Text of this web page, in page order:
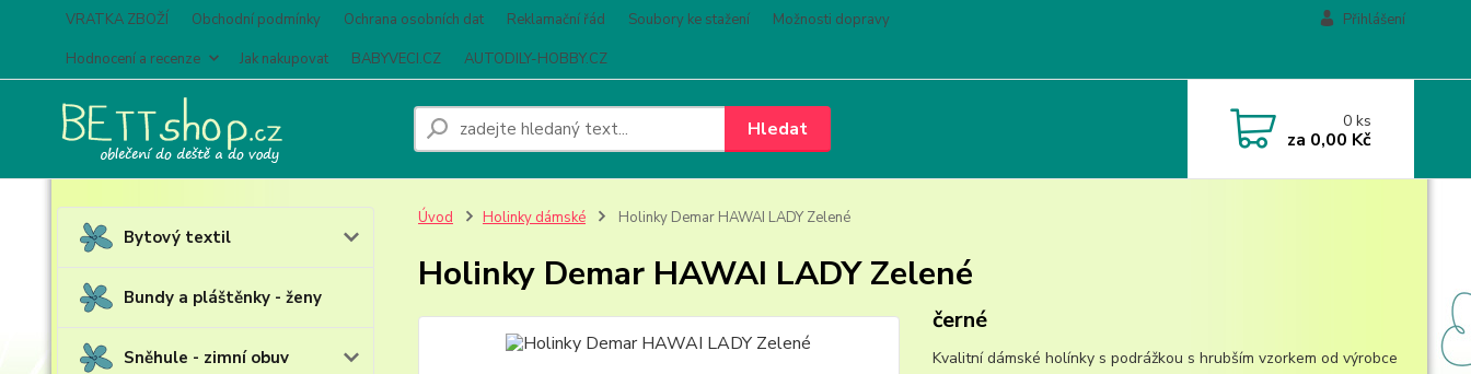
VRATKA ZBOŽÍ Obchodní podmínky Ochrana osobních dat Reklamační řád Soubory ke stažení
Možnosti dopravy
Hodnocení a recenze
Jak nakupovat BABYVECI.CZ AUTODILY-HOBBY.CZ
Přihlášení
Hledat 0ks
za 0,00 Kč
Bytový textil
Bundy a pláštěnky - ženy
Sněhule - zimní obuv
Úvod Holinky dámské Holinky Demar HAWAI LADY Zelené
Holinky Demar HAWAI LADY Zelené
černé
Kvalitní dámské holínky s podrážkou s hrubším vzorkem od výrobce